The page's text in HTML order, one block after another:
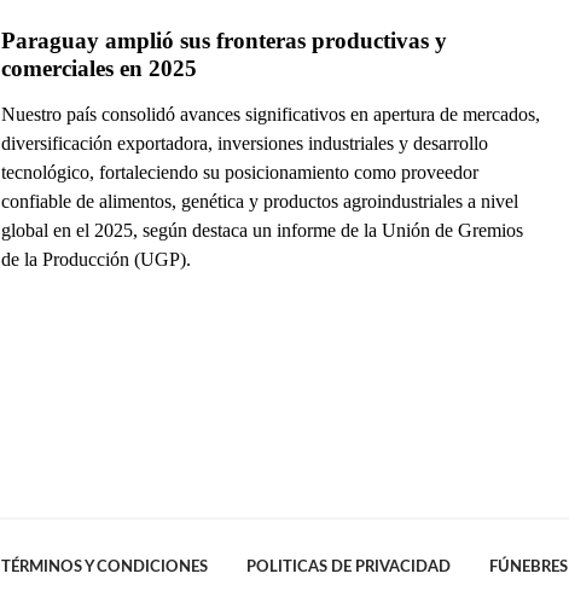
Paraguay amplió sus fronteras productivas y
comerciales en 2025
Nuestro país consolidó avances significativos en apertura de mercados,
diversificación exportadora, inversiones industriales y desarrollo
tecnológico, fortaleciendo su posicionamiento como proveedor
confiable de alimentos, genética y productos agroindustriales a nivel
global en el 2025, según destaca un informe de la Unión de Gremios
de la Producción (UGP).
TÉRMINOS Y CONDICIONES POLITICAS DE PRIVACIDAD FÚNEBRES